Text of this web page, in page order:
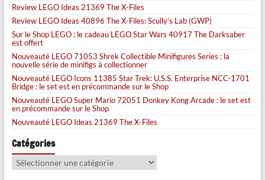
Review LEGO Ideas 21369 The X-Files
Review LEGO Ideas 40896 The X-Files: Scully’s Lab (GWP)
Sur le Shop LEGO : le cadeau LEGO Star Wars 40917 The Darksaber
est offert
Nouveauté LEGO 71053 Shrek Collectible Minifigures Series : la
nouvelle série de minifigs à collectionner
Nouveauté LEGO Icons 11385 Star Trek: U.S.S. Enterprise NCC-1701
Bridge : le set est en précommande sur le Shop
Nouveauté LEGO Super Mario 72051 Donkey Kong Arcade : le set est
en précommande sur le Shop
Nouveauté LEGO Ideas 21369 The X-Files
Catégories
Catégories